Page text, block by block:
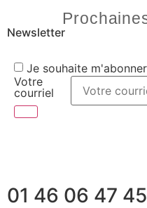
Newsletter
Je souhaite
Votre
courriel
01 46 06 47 45